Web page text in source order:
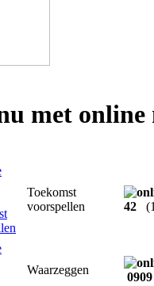
met
Toekomst
voorspellen
42
Waarzeggen